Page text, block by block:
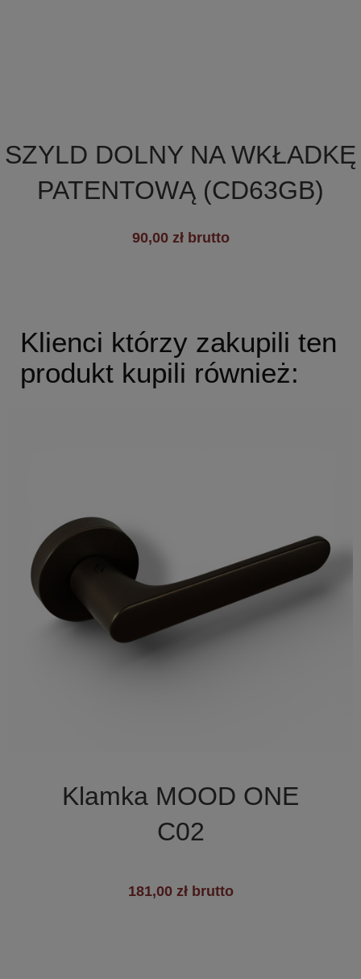

+6
SZYLD DOLNY NA WKŁADKĘ
PATENTOWĄ (CD63GB)
90,00 zł brutto
Klienci którzy zakupili ten
produkt kupili również:
Klamka MOOD ONE
C02
181,00 zł brutto